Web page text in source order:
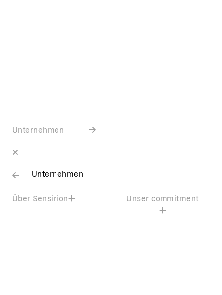
Unternehmen
Unternehmen
Über Sensirion Unser commitment